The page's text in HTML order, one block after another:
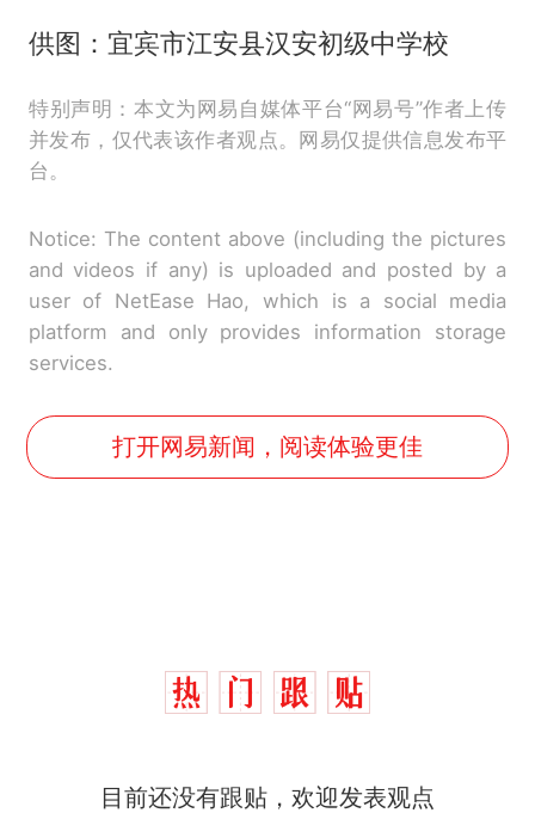
供图：宜宾市江安县汉安初级中学校
特别声明：本文为网易自媒体平台“网易号”作者上传
并发布，仅代表该作者观点。网易仅提供信息发布平
台。
Notice: The content above (including the pictures
and videos if any) is uploaded and posted by a
user of NetEase Hao, which is a social media
platform and only provides information storage
services.
打开网易新闻，阅读体验更佳
目前还没有跟贴，欢迎发表观点